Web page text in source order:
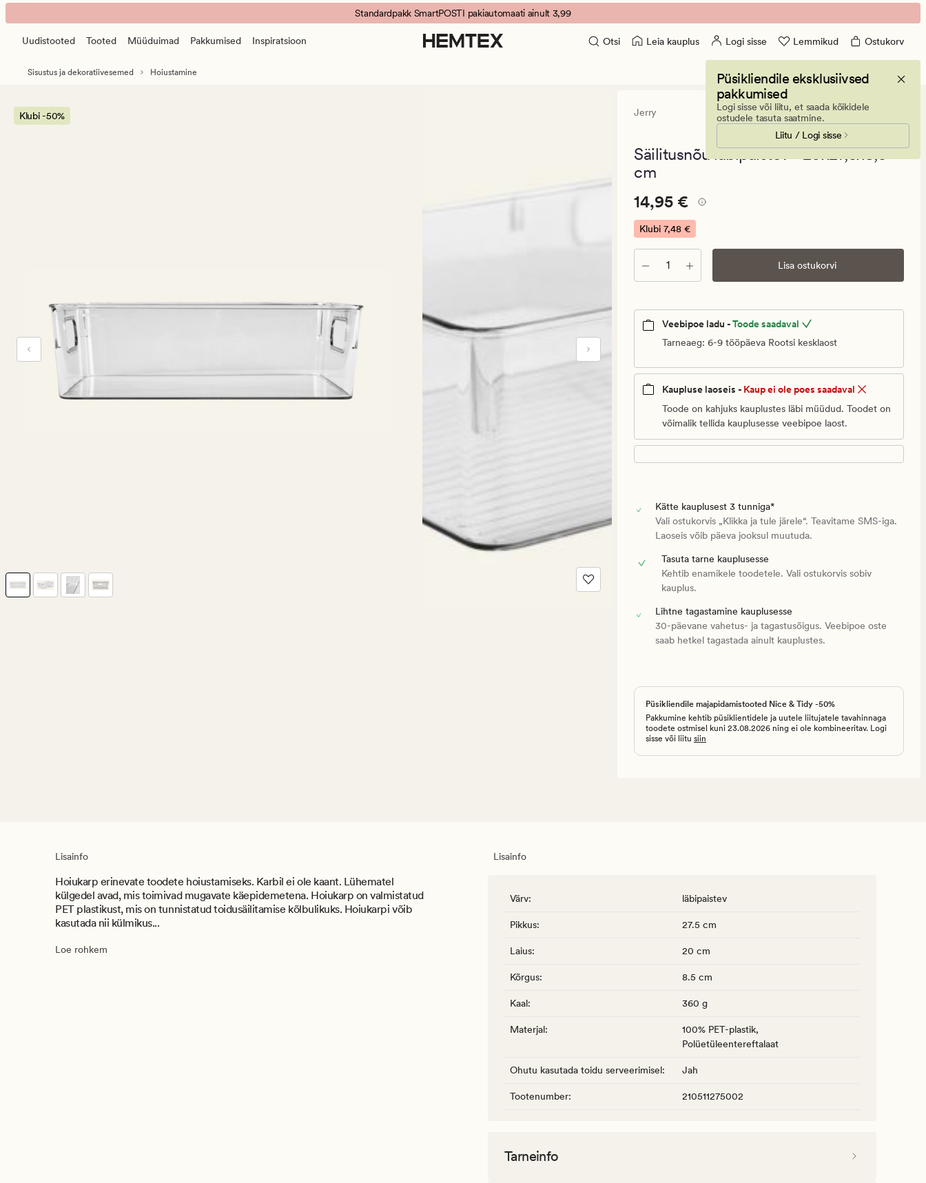
Jerry
säilitusnõu
läbipaistev
banner.
Press
Standardpakk SmartPOSTI pakiautomaati ainult 3,99
Uudistooted Tooted Müüduimad Pakkumised Inspiratsioon Otsi Leia kauplus Logi sisse Lemmikud Ostukorv
Püsikliendile eksklusiivsed
pakkumised
Logi sisse või liitu, et saada kõikidele
ostudele tasuta saatmine.
Liitu / Logi sisse
Sisustus ja dekoratiivesemed Hoiustamine
Klubi -50% Jerry
arvustust
5
Säilitusnõu läbipaistev - 20x27,5x8,5
cm
Pris_ee
14,95
€.
Klubi
7,48
€
Pris_ee 14,95 €
14,95 €
Klubi 7,48 €
Kogus Lisa ostukorvi
Veebipoe ladu -Toode saadaval
Tarneaeg: 6-9 tööpäeva Rootsi kesklaost
Kaupluse laoseis - Kaup ei ole poes saadaval
Toode on kahjuks kauplustes läbi müüdud. Toodet on
võimalik tellida kauplusesse veebipoe laost.
Kätte kauplusest 3 tunniga*
Vali ostukorvis „Klikka ja tule järele“. Teavitame SMS-iga.
Laoseis võib päeva jooksul muutuda.
Tasuta tarne kauplusesse
Kehtib enamikele toodetele. Vali ostukorvis sobiv
kauplus.
Lihtne tagastamine kauplusesse
30-päevane vahetus- ja tagastusõigus. Veebipoe oste
saab hetkel tagastada ainult kauplustes.
Püsikliendile majapidamistooted Nice & Tidy -50%
Pakkumine kehtib püsiklientidele ja uutele liitujatele tavahinnaga
toodete ostmisel kuni 23.08.2026 ning ei ole kombineeritav. Logi
sisse või liitu siin
Lisainfo
Hoiukarp erinevate toodete hoiustamiseks. Karbil ei ole kaant. Lühematel
külgedel avad, mis toimivad mugavate käepidemetena. Hoiukarp on valmistatud
PET plastikust, mis on tunnistatud toidusäilitamise kõlbulikuks. Hoiukarpi võib
kasutada nii külmikus...
Loe rohkem
Lisainfo
Värv: läbipaistev
Pikkus: 27.5 cm
Laius: 20 cm
Kõrgus: 8.5 cm
Kaal: 360 g
Materjal:
100% PET-plastik,
Polüetüleentereftalaat
Ohutu kasutada toidu serveerimisel: Jah
Tootenumber: 210511275002
Tarneinfo